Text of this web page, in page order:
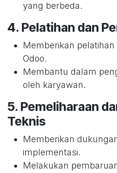
yang berbeda.
4. Pelatihan dan
Memberikan
Odoo.
Membantu dalam
oleh karyawan.
5. Pemeliharaan
Teknis
Memberikan
implementasi.
Melakukan